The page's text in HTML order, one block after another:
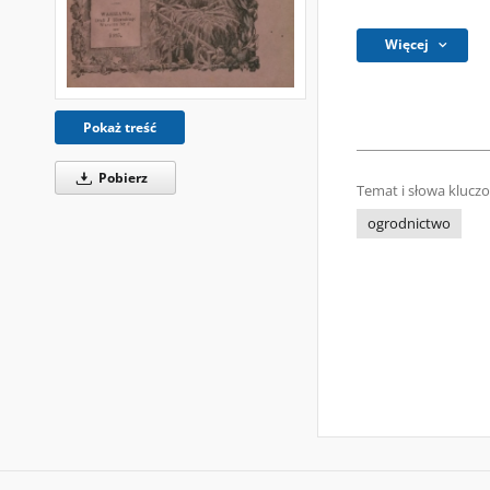
Pokaż treść
Pobierz
Więcej
Temat i słowa
ogrodnictwo